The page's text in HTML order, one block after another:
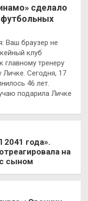
сделало
футбольных
Ваш браузер не
клуб
тренеру
Сегодня, 17
46 лет.
подарила Личке
года».
на
сыном